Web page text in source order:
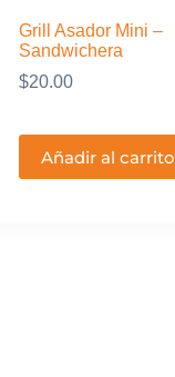
Grill Asador Mini –
Sandwichera
$20.00
Añadir al carrito